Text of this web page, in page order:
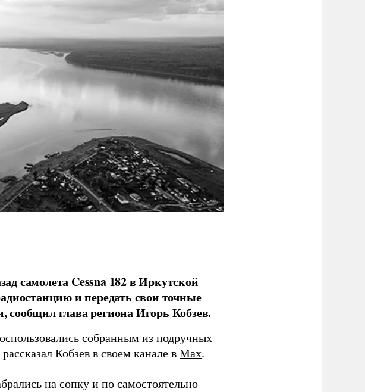
самолета Cessna 182 в Иркутской
и передать свои точные
глава региона Игорь Кобзев.
собранным из подручных
Кобзев в своем канале в Max.
на сопку и по самостоятельно